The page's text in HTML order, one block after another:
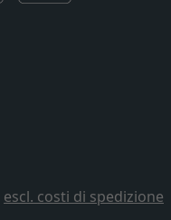
escl. costi di spedizione